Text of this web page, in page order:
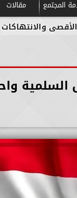
المجتمع مقالات